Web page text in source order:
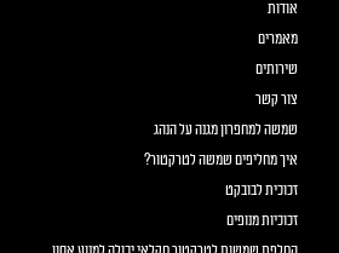
אודות
מאמרים
שירותים
צור קשר
שמשה למחפרון מגנה על הנהג
איך מחליפים שמשה לטרקטור?
זכוכית לבובקט
זכוכיות מנופים